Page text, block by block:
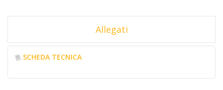
Allegati
SCHEDA TECNICA